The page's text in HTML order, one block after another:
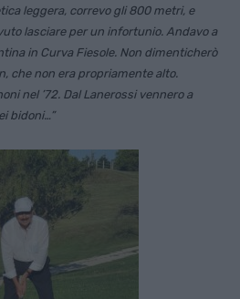
leggera, correvo gli 800 metri, e
lasciare per un infortunio. Andavo a
in Curva Fiesole. Non dimenticherò
che non era propriamente alto.
nel ’72. Dal Lanerossi vennero a
bidoni…”